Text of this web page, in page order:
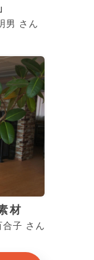
男 さん
材
子 さん